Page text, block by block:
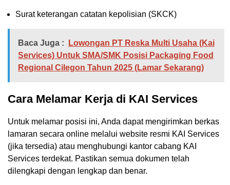
Surat keterangan catatan kepolisian (SKCK)
Baca Juga :
Lowongan PT Reska Multi Usaha (Kai
Services) Untuk SMA/SMK Posisi Packaging Food
Regional Cilegon Tahun 2025 (Lamar Sekarang)
Cara Melamar Kerja di KAI Services
Untuk melamar posisi ini, Anda dapat mengirimkan berkas
lamaran secara online melalui website resmi KAI Services
(jika tersedia) atau menghubungi kantor cabang KAI
Services terdekat. Pastikan semua dokumen telah
dilengkapi dengan lengkap dan benar.